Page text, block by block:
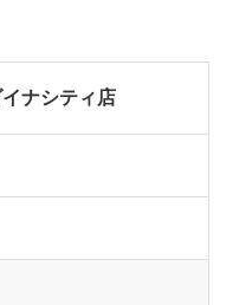
ナシティ店